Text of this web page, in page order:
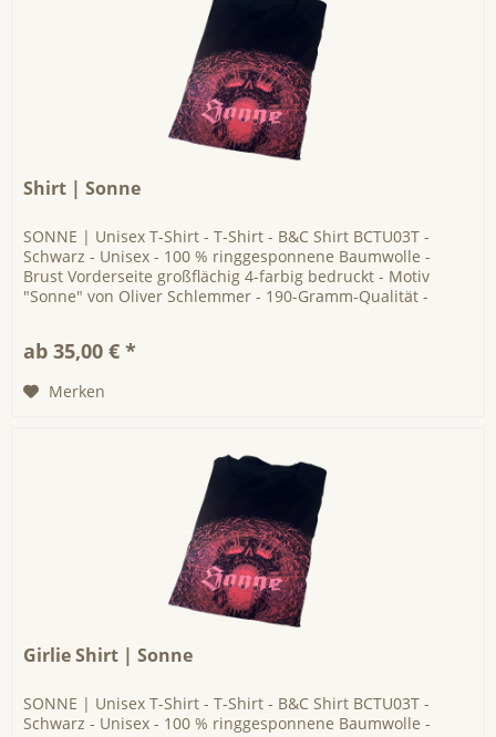
Shirt | Sonne
SONNE | Unisex T-Shirt - T-Shirt - B&C Shirt BCTU03T -
Schwarz - Unisex - 100 % ringgesponnene Baumwolle -
Brust Vorderseite großflächig 4-farbig bedruckt - Motiv
"Sonne" von Oliver Schlemmer - 190-Gramm-Qualität -
ab 35,00 € *
Merken
Girlie Shirt | Sonne
SONNE | Unisex T-Shirt - T-Shirt - B&C Shirt BCTU03T -
Schwarz - Unisex - 100 % ringgesponnene Baumwolle -